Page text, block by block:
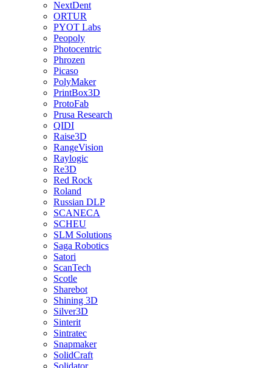
NextDent
ORTUR
PYOT Labs
Peopoly
Photocentric
Phrozen
Picaso
PolyMaker
PrintBox3D
ProtoFab
Prusa Research
QIDI
Raise3D
RangeVision
Raylogic
Re3D
Red Rock
Roland
Russian DLP
SCANECA
SCHEU
SLM Solutions
Saga Robotics
Satori
ScanTech
Scotle
Sharebot
Shining 3D
Silver3D
Sinterit
Sintratec
Snapmaker
SolidCraft
Solidator